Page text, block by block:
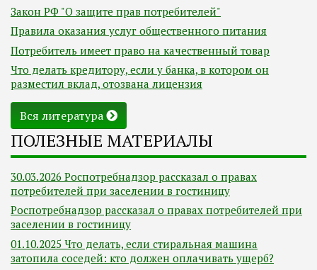
Закон РФ "О защите прав потребителей"
Правила оказания услуг общественного питания
Потребитель имеет право на качественный товар
Что делать кредитору, если у банка, в котором он
разместил вклад, отозвана лицензия
Вся литература
ПОЛЕЗНЫЕ МАТЕРИАЛЫ
30.03.2026 Роспотребнадзор рассказал о правах
потребителей при заселении в гостиницу
Роспотребнадзор рассказал о правах потребителей при
заселении в гостиницу
01.10.2025 Что делать, если стиральная машина
затопила соседей: кто должен оплачивать ущерб?